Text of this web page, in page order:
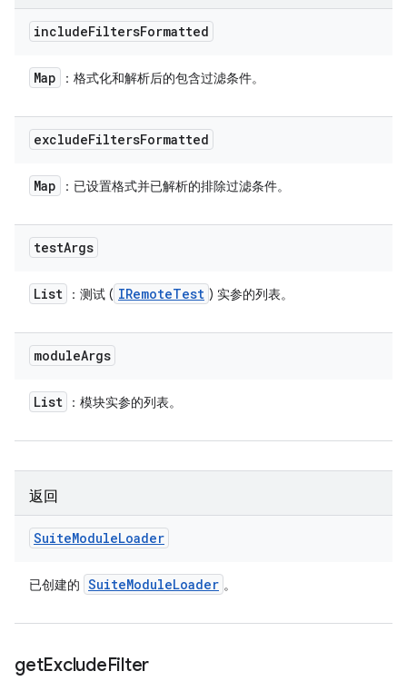
includeFiltersFormatted
Map ：格式化和解析后的包含过滤条件。
excludeFiltersFormatted
Map ：已设置格式并已解析的排除过滤条件。
testArgs
List ：测试 ( IRemoteTest ) 实参的列表。
moduleArgs
List ：模块实参的列表。
返回
SuiteModuleLoader
已创建的 SuiteModuleLoader 。
getExcludeFilter